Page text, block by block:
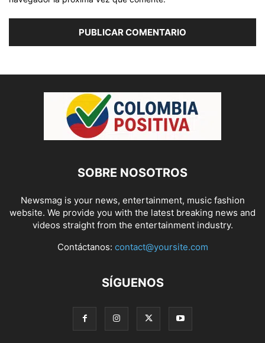
SOBRE NOSOTROS
Newsmag is your news, entertainment, music fashion
website. We provide you with the latest breaking news and
videos straight from the entertainment industry.
Contáctanos: contact@yoursite.com
SÍGUENOS